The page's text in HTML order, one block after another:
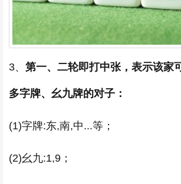
3、 第一、二轮即打中张，表示该家
多字牌、幺九牌的对子：
(1)字牌:东,南,中...等；
(2)幺九:1,9；